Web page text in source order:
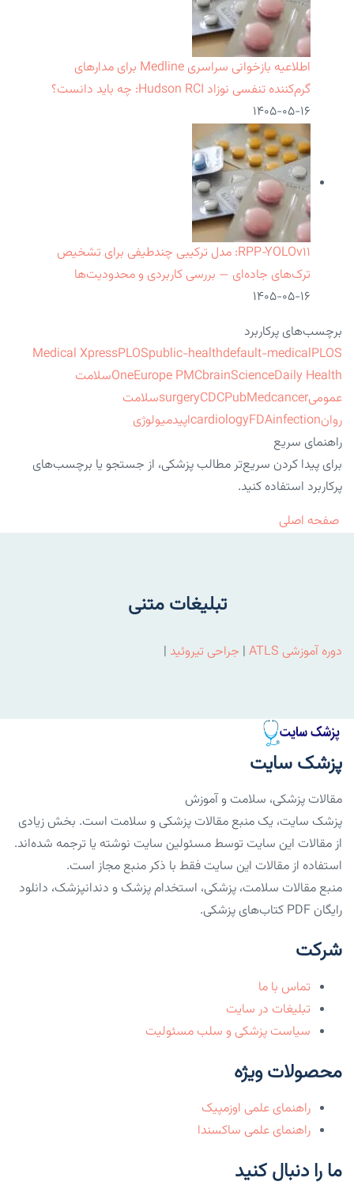
اطلاعیه بازخوانی سراسری Medline برای مدارهای
گرم‌کننده تنفسی نوزاد Hudson RCI: چه باید دانست؟
۱۴۰۵-۰۵-۱۶
RPP‑YOLOv۱۱: مدل ترکیبی چندطیفی برای تشخیص
ترک‌های جاده‌ای — بررسی کاربردی و محدودیت‌ها
۱۴۰۵-۰۵-۱۶
برچسب‌های پرکاربرد
Medical XpressPLOSpublic-healthdefault-medicalPLOS
OneEurope PMCbrainScienceDaily Health
سلامت
عمومی
surgeryCDCPubMedcancer
سلامت
روان
cardiologyFDAinfection
اپیدمیولوژی
راهنمای سریع
برای پیدا کردن سریع‌تر مطالب پزشکی، از جستجو یا برچسب‌های
پرکاربرد استفاده کنید.
صفحه اصلی
تبلیغات متنی
دوره آموزشی ATLS | جراحی تیروئید |
پزشک سایت
مقالات پزشکی، سلامت و آموزش
پزشک سایت، یک منبع مقالات پزشکی و سلامت است. بخش زیادی
از مقالات این سایت توسط مسئولین سایت نوشته یا ترجمه شده‌اند.
استفاده از مقالات این سایت فقط با ذکر منبع مجاز است.
منبع مقالات سلامت، پزشکی، استخدام پزشک و دندانپزشک، دانلود
رایگان PDF کتاب‌های پزشکی.
شرکت
تماس با ما
تبلیغات در سایت
سیاست پزشکی و سلب مسئولیت
محصولات ویژه
راهنمای علمی اوزمپیک
راهنمای علمی ساکسندا
ما را دنبال کنید